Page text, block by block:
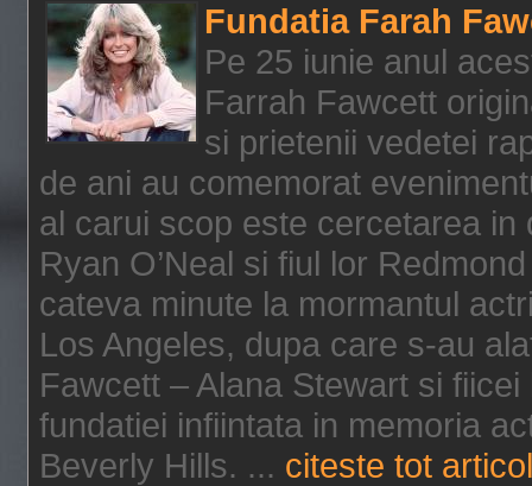
Fundatia Farah
Pe 25 iunie anul
Farrah Fawcett
si prietenii vedetei
de ani au comemorat
al carui scop este cercetarea
Ryan O’Neal si fiul lor
cateva minute la mormantul
Los Angeles, dupa care s-au
Fawcett – Alana Stewart si fiicei
fundatiei infiintata in memoria
Beverly Hills. ... citeste tot